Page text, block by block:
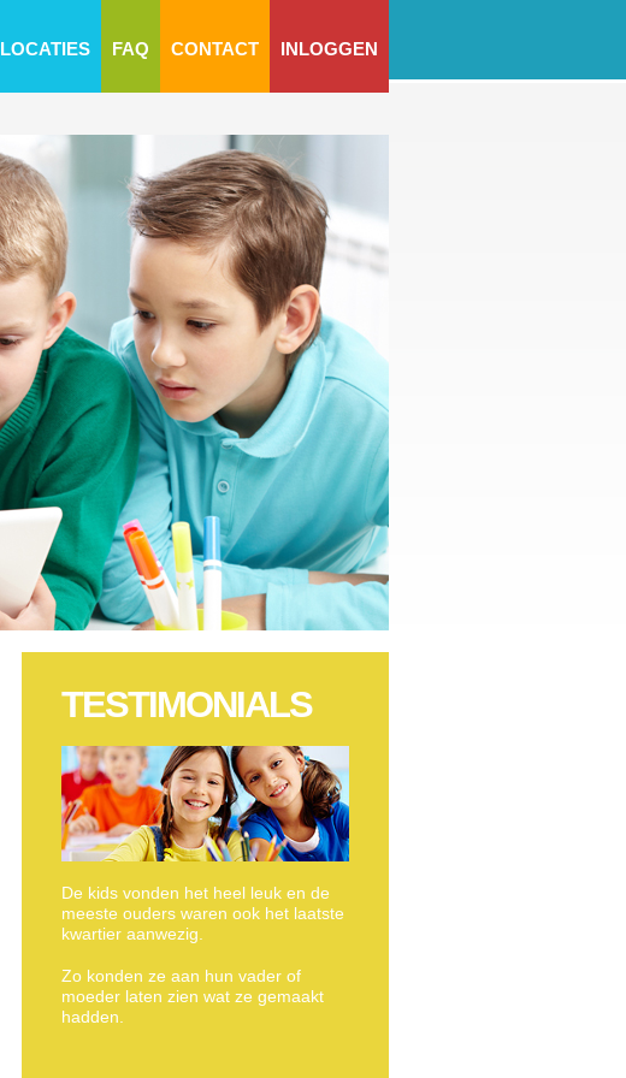
LOCATIES FAQ CONTACT INLOGGEN
TESTIMONIALS
De kids vonden het heel leuk en de
meeste ouders waren ook het laatste
kwartier aanwezig.
Zo konden ze aan hun vader of
moeder laten zien wat ze gemaakt
hadden.